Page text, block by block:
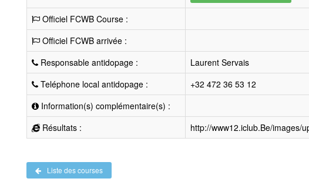
Officiel FCWB Course :
Officiel FCWB arrivée :
Responsable antidopage :
Laurent Servais
Teléphone local antidopage :
+32 472 36 53 12
Information(s) complémentaire(s) :
Résultats :
http://www12.iclub.Be/images/
Liste des courses